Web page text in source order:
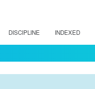
DISCIPLINE INDEXED